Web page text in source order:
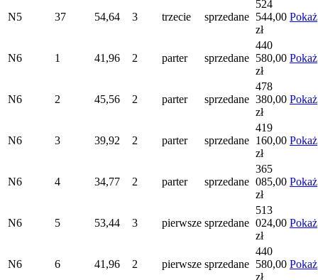
N5 37 54,64 3 trzecie sprzedane
524
544,00
zł
Pokaż
N6 1 41,96 2 parter sprzedane
440
580,00
zł
Pokaż
N6 2 45,56 2 parter sprzedane
478
380,00
zł
Pokaż
N6 3 39,92 2 parter sprzedane
419
160,00
zł
Pokaż
N6 4 34,77 2 parter sprzedane
365
085,00
zł
Pokaż
N6 5 53,44 3 pierwsze sprzedane
513
024,00
zł
Pokaż
N6 6 41,96 2 pierwsze sprzedane
440
580,00
zł
Pokaż